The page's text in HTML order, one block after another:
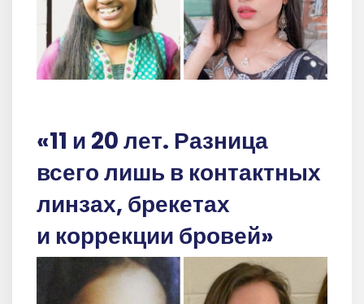
«11 и 20 лет. Разница
всего лишь в контактных
линзах, брекетах
и коррекции бровей»